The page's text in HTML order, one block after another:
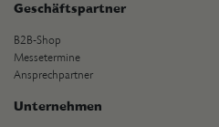
Geschäftspartner
B2B-Shop
Messetermine
Ansprechpartner
Unternehmen